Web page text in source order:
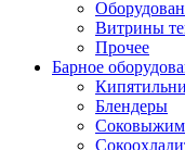
Витрины
Прочее
Барное
Блендеры